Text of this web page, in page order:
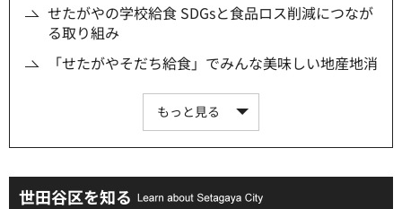
せたがやの学校給食 SDGsと食品ロス削減につなが
る取り組み
「せたがやそだち給食」でみんな美味しい地産地消
もっと見る
世田谷区を知る